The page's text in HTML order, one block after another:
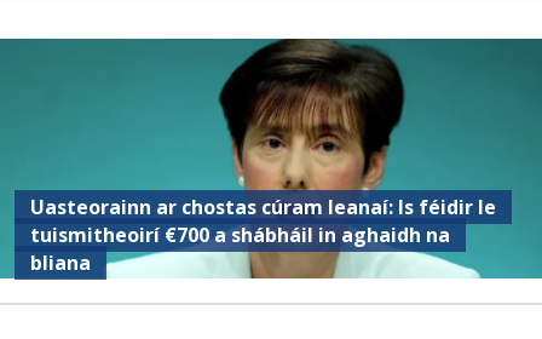
Uasteorainn ar chostas cúram leanaí: Is féidir le
tuismitheoirí €700 a shábháil in aghaidh na
bliana